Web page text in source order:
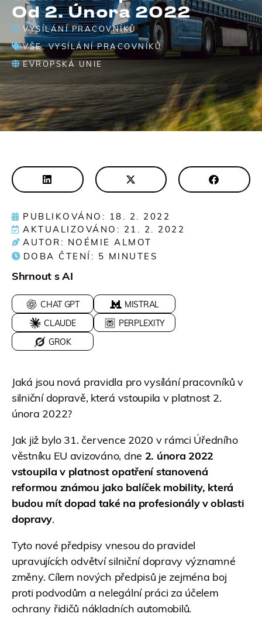
Od 2. Února 2022
VYSÍLÁNÍ PRACOVNÍKŮ
VŠE,VYSÍLÁNÍ PRACOVNÍKŮ
EVROPSKÁ UNIE
PUBLIKOVÁNO: 18. 2. 2022
AKTUALIZOVÁNO: 21. 2. 2022
AUTOR: NOÉMIE ALMOT
DOBA ČTENÍ: 5 MINUTES
Shrnout s AI
CHAT GPT
MISTRAL
CLAUDE
PERPLEXITY
GROK
Jaká jsou nová pravidla pro vysílání pracovníků v
silniční dopravě, která vstoupila v platnost 2.
února 2022?
Jak již bylo 31. července 2020 v rámci Úředního
věstníku EU avizováno, dne 2. února 2022
vstoupila v platnost opatření stanovená
reformou známou jako balíček mobility, která
budou mít dopad také na profesionály v oblasti
dopravy.
Tyto nové předpisy vnesou do pravidel
upravujících odvětví silniční dopravy významné
změny. Cílem nových předpisů je zejména boj
proti podvodům a nelegální práci za účelem
ochrany řidičů nákladních automobilů.